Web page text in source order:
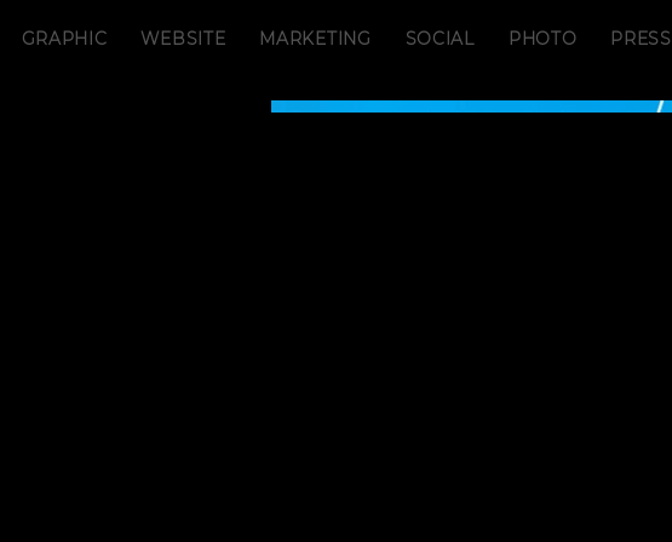
GRAPHIC WEBSITE MARKETING SOCIAL PHOTO PRESS